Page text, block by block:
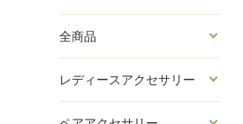
全商品
レディースアクセサリー